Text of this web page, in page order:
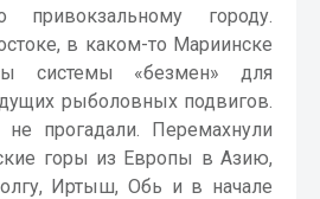
привокзальному городу.
в каком-то Мариинске
системы «безмен» для
рыболовных подвигов.
прогадали. Перемахнули
горы из Европы в Азию,
Иртыш, Обь и в начале